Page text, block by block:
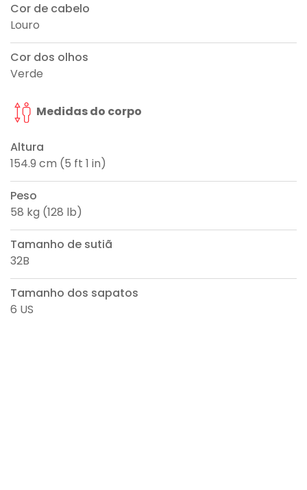
Cor de cabelo
Louro
Cor dos olhos
Verde
Medidas do corpo
Altura
154.9 cm (5 ft 1 in)
Peso
58 kg (128 lb)
Tamanho de sutiã
32B
Tamanho dos sapatos
6 US